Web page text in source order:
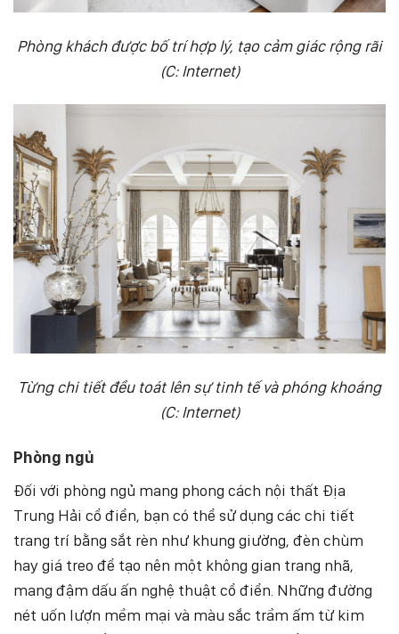
Phòng khách được bố trí hợp lý, tạo cảm giác rộng rãi
(C: Internet)
Từng chi tiết đều toát lên sự tinh tế và phóng khoáng
(C: Internet)
Phòng ngủ
Đối với phòng ngủ mang phong cách nội thất Địa
Trung Hải cổ điển, bạn có thể sử dụng các chi tiết
trang trí bằng sắt rèn như khung giường, đèn chùm
hay giá treo để tạo nên một không gian trang nhã,
mang đậm dấu ấn nghệ thuật cổ điển. Những đường
nét uốn lượn mềm mại và màu sắc trầm ấm từ kim